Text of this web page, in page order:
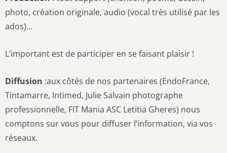
photo, création originale, audio (vocal très utilisé par les
ados)…
L’important est de participer en se faisant plaisir !
Diffusion :aux côtés de nos partenaires (EndoFrance,
Tintamarre, Intimed, Julie Salvain photographe
professionnelle, FIT Mania ASC Letitia Gheres) nous
comptons sur vous pour diffuser l’information, via vos
réseaux.